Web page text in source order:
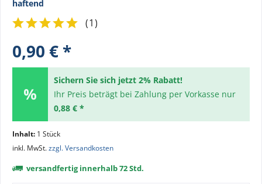
haftend
(1)
0,90 € *
Sichern Sie sich jetzt 2% Rabatt!
Ihr Preis beträgt bei Zahlung per Vorkasse nur
0,88 € *
Inhalt: 1 Stück
inkl. MwSt.zzgl. Versandkosten
versandfertig innerhalb 72 Std.